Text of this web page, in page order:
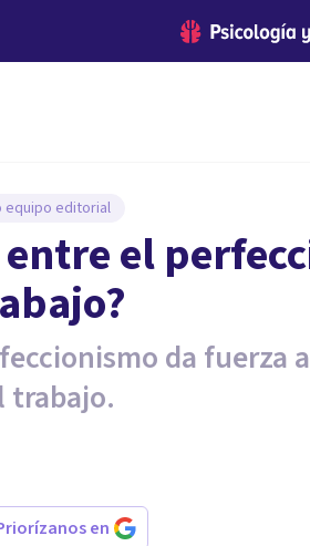
equipo editorial
el
da fuerza
trabajo.
en